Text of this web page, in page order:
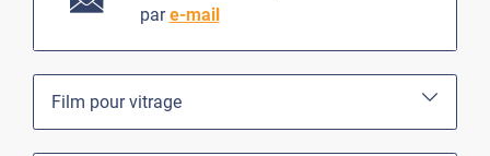
pare-mail
Film pour vitrage